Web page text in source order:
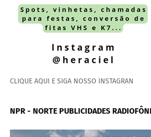
CLIQUE AQUI E SIGA NOSSO INSTAGRAN
NPR - NORTE PUBLICIDADES